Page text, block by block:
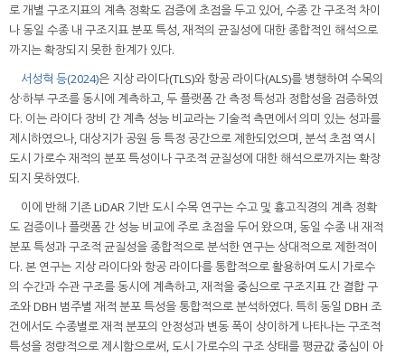
로 개별 구조지표의 계측 정확도 검증에 초점을 두고 있어, 수종 간 구조적 차이
나 동일 수종 내 구조지표 분포 특성, 재적의 균질성에 대한 종합적인 해석으로
까지는 확장되지 못한 한계가 있다.
서성혁 등(2024)은 지상 라이다(TLS)와 항공 라이다(ALS)를 병행하여 수목의
상·하부 구조를 동시에 계측하고, 두 플랫폼 간 측정 특성과 정합성을 검증하였
다. 이는 라이다 장비 간 계측 성능 비교라는 기술적 측면에서 의미 있는 성과를
제시하였으나, 대상지가 공원 등 특정 공간으로 제한되었으며, 분석 초점 역시
도시 가로수 재적의 분포 특성이나 구조적 균질성에 대한 해석으로까지는 확장
되지 못하였다.
이에 반해 기존 LiDAR 기반 도시 수목 연구는 수고 및 흉고직경의 계측 정확
도 검증이나 플랫폼 간 성능 비교에 주로 초점을 두어 왔으며, 동일 수종 내 재적
분포 특성과 구조적 균질성을 종합적으로 분석한 연구는 상대적으로 제한적이
다. 본 연구는 지상 라이다와 항공 라이다를 통합적으로 활용하여 도시 가로수
의 수간과 수관 구조를 동시에 계측하고, 재적을 중심으로 구조지표 간 결합 구
조와 DBH 범주별 재적 분포 특성을 통합적으로 분석하였다. 특히 동일 DBH 조
건에서도 수종별로 재적 분포의 안정성과 변동 폭이 상이하게 나타나는 구조적
특성을 정량적으로 제시함으로써, 도시 가로수의 구조 상태를 평균값 중심이 아